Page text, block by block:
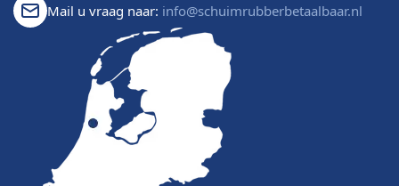
Mail u vraag naar: info@schuimrubberbetaalbaar.nl